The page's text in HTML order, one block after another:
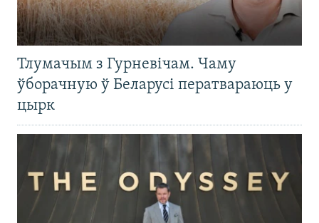
Тлумачым з Гурневічам. Чаму
ўборачную ў Беларусі ператвараюць у
цырк